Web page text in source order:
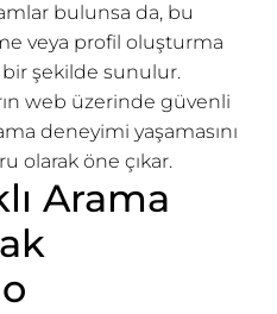
bulunsa da, bu
veya profil oluşturma
bir şekilde sunulur.
web üzerinde güvenli
deneyimi yaşamasını
olarak öne çıkar.
Arama